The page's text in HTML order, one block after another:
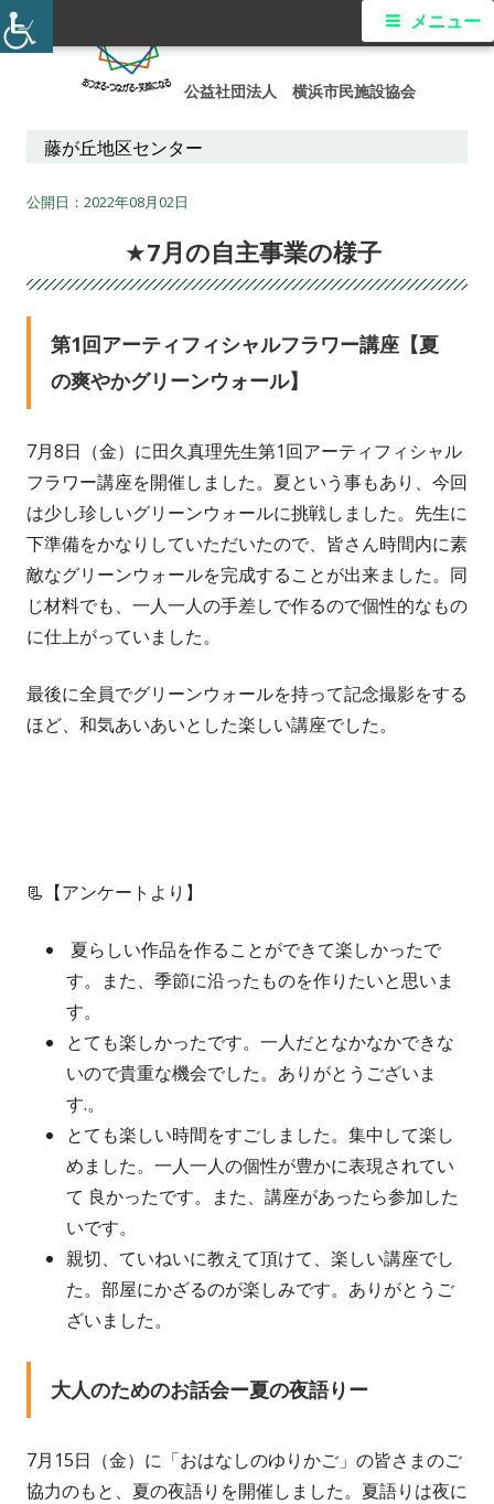
コ
ン
公益社団法人 横浜市民施設協会
メ
ニ
メニュー
藤が丘地区センター
2022年08月02日
★7月の自主事業の様子
第1回アーティフィシャルフラワー講座【夏
の爽やかグリーンウォール】
7月8日（金）に田久真理先生第1回アーティフィシャル
フラワー講座を開催しました。夏という事もあり、今回
は少し珍しいグリーンウォールに挑戦しました。先生に
下準備をかなりしていただいたので、皆さん時間内に素
敵なグリーンウォールを完成することが出来ました。同
じ材料でも、一人一人の手差しで作るので個性的なもの
に仕上がっていました。
最後に全員でグリーンウォールを持って記念撮影をする
ほど、和気あいあいとした楽しい講座でした。
📃【アンケートより】
夏らしい作品を作ることができて楽しかったで
す。また、季節に沿ったものを作りたいと思いま
す。
とても楽しかったです。一人だとなかなかできな
いので貴重な機会でした。ありがとうございま
す.。
とても楽しい時間をすごしました。集中して楽し
めました。一人一人の個性が豊かに表現されてい
て 良かったです。また、講座があったら参加した
いです。
親切、ていねいに教えて頂けて、楽しい講座でし
た。部屋にかざるのが楽しみです。ありがとうご
ざいました。
大人のためのお話会ー夏の夜語りー
7月15日（金）に「おはなしのゆりかご」の皆さまのご
協力のもと、夏の夜語りを開催しました。夏語りは夜に